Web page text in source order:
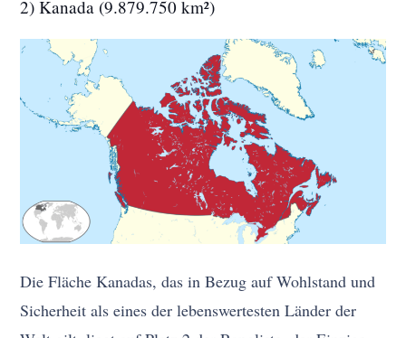
2) Kanada (9.879.750 km²)
Die Fläche Kanadas, das in Bezug auf Wohlstand und
Sicherheit als eines der lebenswertesten Länder der